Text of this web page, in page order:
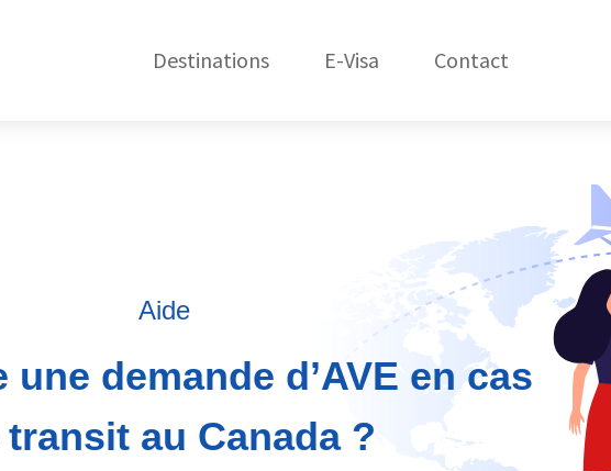
Destinations
Asie
République Dom.
E-Visa Contact
Aide
demande d’AVE en cas
transit au Canada ?